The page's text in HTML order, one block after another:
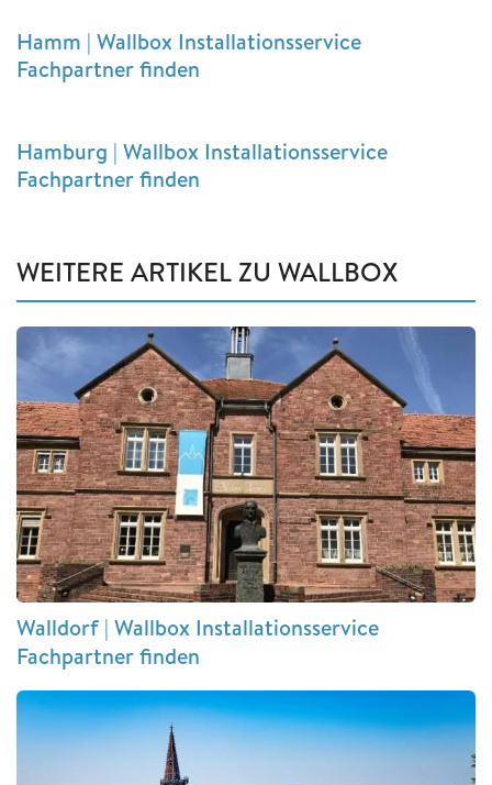
Hamm | Wallbox Installationsservice
Fachpartner finden
Hamburg | Wallbox Installationsservice
Fachpartner finden
WEITERE ARTIKEL ZU WALLBOX
Walldorf | Wallbox Installationsservice
Fachpartner finden